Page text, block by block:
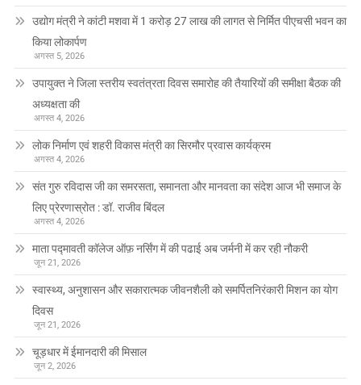
उद्योग मंत्री ने कांटी मशवा में 1 करोड़ 27 लाख की लागत से निर्मित पीएचसी भवन का
किया लोकार्पण
अगस्त 5, 2026
उपायुक्त ने जिला स्तरीय स्वतंत्रता दिवस समारोह की तैयारियों की समीक्षा बैठक की
अध्यक्षता की
अगस्त 4, 2026
लोक निर्माण एवं शहरी विकास मंत्री का सिरमौर प्रवास कार्यक्रम
अगस्त 4, 2026
संत गुरु रविदास जी का समरसता, समानता और मानवता का संदेश आज भी समाज के
लिए प्रेरणास्रोत : डॉ. राजीव बिंदल
अगस्त 4, 2026
माता पद्मावती कॉलेज ऑफ़ नर्सिंग में की पढाई अब जर्मनी में कर रही नौकरी
जून 21, 2026
स्वास्थ्य, अनुशासन और सकारात्मक जीवनशैली को समर्पितनिरंकारी मिशन का योग
दिवस
जून 21, 2026
चूड़धार में ईमानदारी की मिसाल
जून 2, 2026